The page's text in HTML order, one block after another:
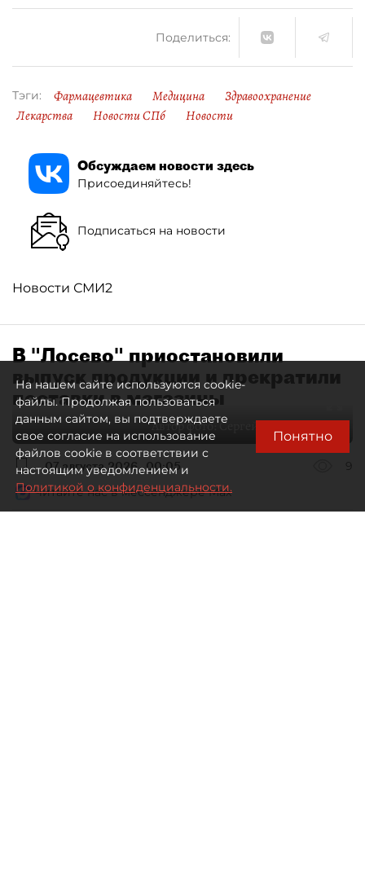
Поделиться:
Тэги: Фармацевтика Медицина
Здравоохранение
Лекарства
Новости СПб Новости
Обсуждаем новости здесь
Присоединяйтесь!
Подписаться на новости
Новости СМИ2
В "Лосево" приостановили
выпуск продукции и прекратили
поставки в магазины
Автор фото:Сергей Ермохин / "ДП"
07 августа 2026 00:05
Читайте нас в мессенджере Max
На нашем сайте используются cookie-
файлы. Продолжая пользоваться
данным сайтом, вы подтверждаете
свое согласие на использование
файлов cookie в соответствии с
настоящим уведомлением и
Политикой о конфиденциальности.
Понятно